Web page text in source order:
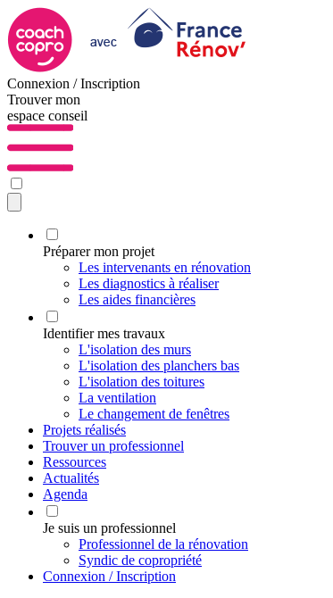
Connexion / Inscription
Trouver mon
espace conseil
Préparer mon projet
Les intervenants en rénovation
Les diagnostics à réaliser
Les aides financières
Identifier mes travaux
L'isolation des murs
L'isolation des planchers bas
L'isolation des toitures
La ventilation
Le changement de fenêtres
Projets réalisés
Trouver un professionnel
Ressources
Actualités
Agenda
Je suis un professionnel
Professionnel de la rénovation
Syndic de copropriété
Connexion / Inscription